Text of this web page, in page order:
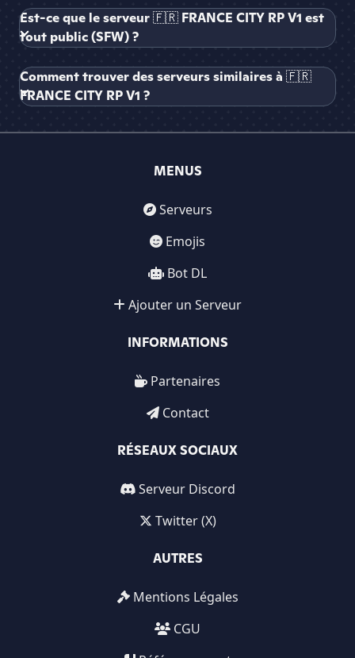
Est-ce que le serveur 🇫🇷 FRANCE CITY RP V1 est
tout public (SFW) ?
Comment trouver des serveurs similaires à 🇫🇷
FRANCE CITY RP V1 ?
MENUS
Serveurs
Emojis
Bot DL
Ajouter un Serveur
INFORMATIONS
Partenaires
Contact
RÉSEAUX SOCIAUX
Serveur Discord
Twitter (X)
AUTRES
Mentions Légales
CGU